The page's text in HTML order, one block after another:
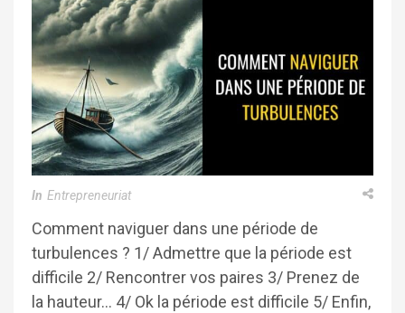
In Entrepreneuriat
Comment naviguer dans une période de
turbulences ? 1/ Admettre que la période est
difficile 2/ Rencontrer vos paires 3/ Prenez de
la hauteur… 4/ Ok la période est difficile 5/ Enfin,